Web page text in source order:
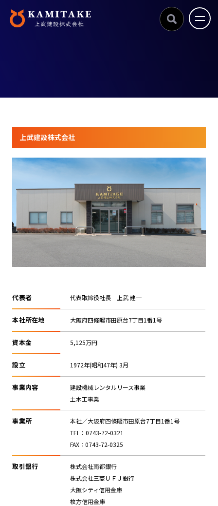
上武建設株式会社
代表者 代表取締役社長 上武 建一
本社所在地 大阪府四條畷市田原台7丁目1番1号
資本金 5,125万円
設立 1972年(昭和47年) 3月
事業内容
建設機械レンタルリース事業
土木工事業
事業所
本社／大阪府四條畷市田原台7丁目1番1号
TEL：0743-72-0321
FAX：0743-72-0325
取引銀行
株式会社南都銀行
株式会社三菱ＵＦＪ銀行
大阪シティ信用金庫
枚方信用金庫